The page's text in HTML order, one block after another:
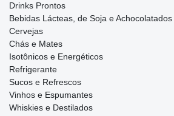
Drinks Prontos
Bebidas Lácteas, de Soja e Achocolatados
Cervejas
Chás e Mates
Isotônicos e Energéticos
Refrigerante
Sucos e Refrescos
Vinhos e Espumantes
Whiskies e Destilados